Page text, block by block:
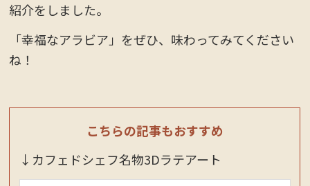
紹介をしました。
「幸福なアラビア」をぜひ、味わってみてください
ね！
こちらの記事もおすすめ
↓カフェドシェフ名物3Dラテアート